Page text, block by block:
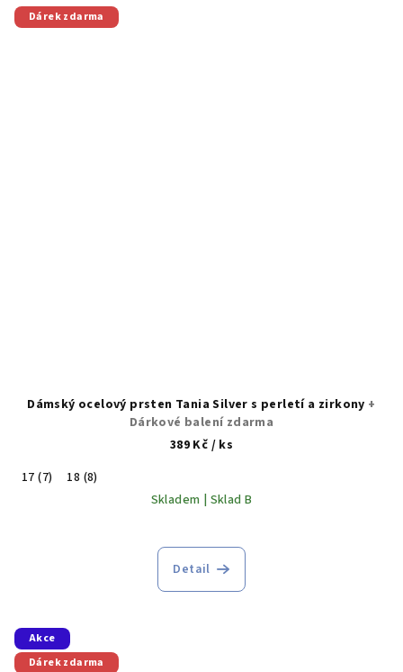
Dárek zdarma
Dámský ocelový prsten Tania Silver s perletí a zirkony +
Dárkové balení zdarma
389 Kč / ks
17 (7)
18 (8)
Skladem | Sklad B
Detail
Akce
Dárek zdarma